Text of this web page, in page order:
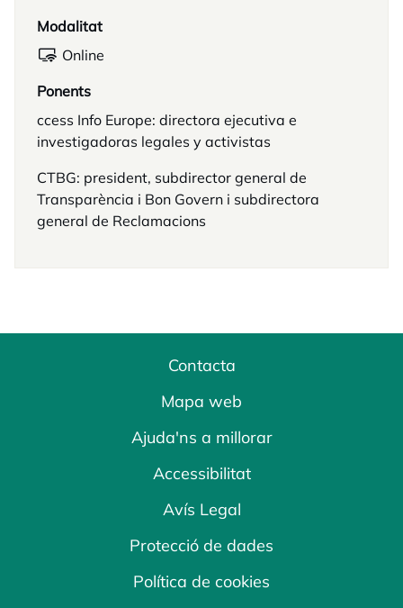
Modalitat
Online
Ponents
ccess Info Europe: directora ejecutiva e
investigadoras legales y activistas
CTBG: president, subdirector general de
Transparència i Bon Govern i subdirectora
general de Reclamacions
Contacta
Mapa web
Ajuda'ns a millorar
Accessibilitat
Avís Legal
Protecció de dades
Política de cookies